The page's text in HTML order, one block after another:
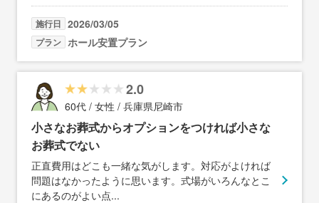
施行日 2026/03/05
プラン ホール安置プラン
2.0
60代 / 女性 / 兵庫県尼崎市
小さなお葬式からオプションをつければ小さな
お葬式でない
正直費用はどこも一緒な気がします。対応がよければ
問題はなかったように思います。式場がいろんなとこ
にあるのがよい点...